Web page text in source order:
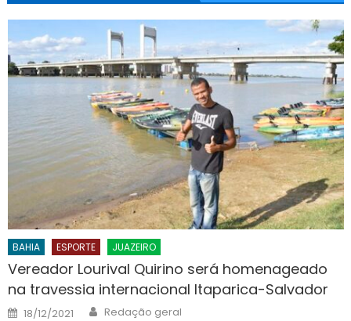
BAHIA ESPORTE JUAZEIRO
Vereador Lourival Quirino será homenageado
na travessia internacional Itaparica-Salvador
Posted
18/12/2021 Author
Redação geral